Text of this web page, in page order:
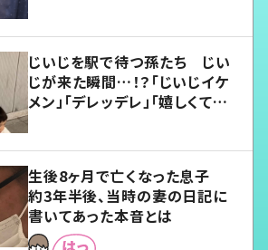
じいじを駅で待つ孫たち じい
じが来た瞬間…！？「じいじイケ
メン」「デレッデレ」「嬉しくて可
生後8ヶ月で亡くなった息子
約3年半後、当時の妻の日記に
書いてあった本音とは